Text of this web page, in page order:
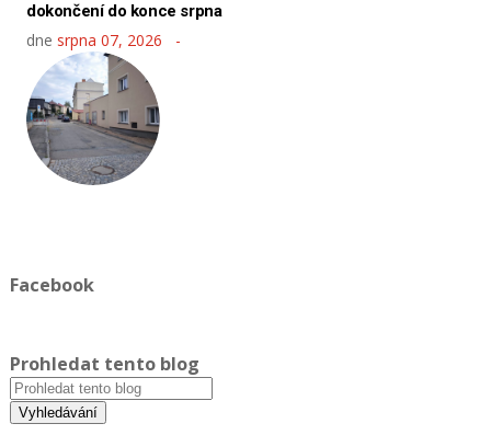
dokončení do konce srpna
dne srpna 07, 2026
Facebook
Prohledat tento blog